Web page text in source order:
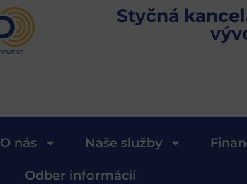
Styčná
O nás Naše služby
Odber informácií